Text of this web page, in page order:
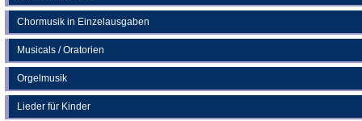
Chormusik in Einzelausgaben
Musicals / Oratorien
Orgelmusik
Lieder für Kinder